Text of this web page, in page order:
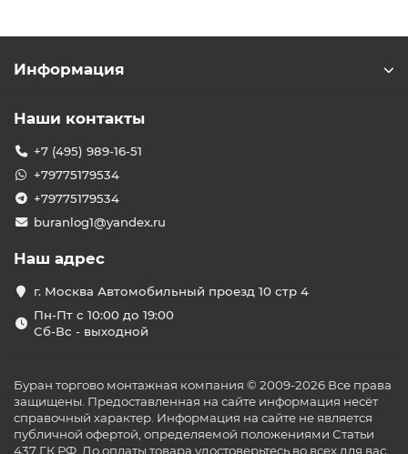
Информация
Наши контакты
+7 (495) 989-16-51
+79775179534
+79775179534
buranlog1@yandex.ru
Наш адрес
г. Москва Автомобильный проезд 10 стр 4
Пн-Пт с 10:00 до 19:00
Сб-Вс - выходной
Буран торгово монтажная компания © 2009-2026 Все права
защищены. Предоставленная на сайте информация несёт
справочный характер. Информация на сайте не является
публичной офертой, определяемой положениями Статьи
437 ГК РФ. До оплаты товара удостоверьтесь во всех для вас